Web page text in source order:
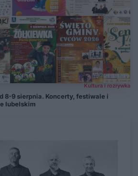
Kultura i rozrywka
8-9 sierpnia. Koncerty, festiwale i
lubelskim